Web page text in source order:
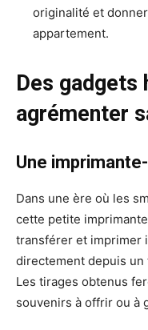
originalité et
appartement.
Des gadgets
agrémenter
Une
Dans une ère où les
cette petite
transférer et imprimer
directement depuis
Les tirages obtenus
souvenirs à offrir ou à